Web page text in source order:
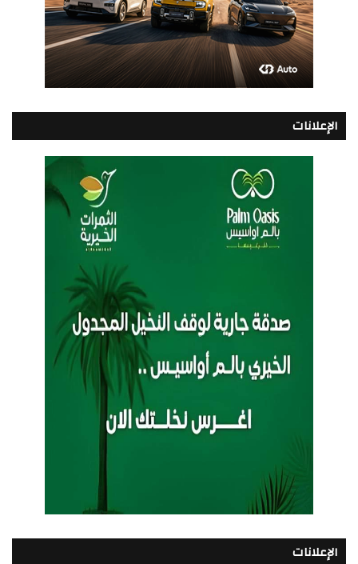
الإعلانات
الإعلانات